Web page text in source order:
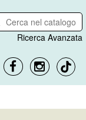
Ricerca Avanzata